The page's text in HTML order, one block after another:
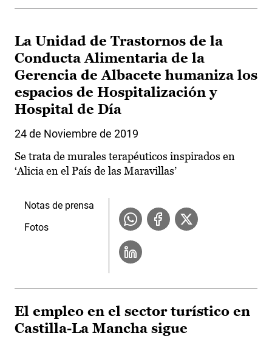
La Unidad de Trastornos de la
Conducta Alimentaria de la
Gerencia de Albacete humaniza los
espacios de Hospitalización y
Hospital de Día
24 de Noviembre de 2019
Se trata de murales terapéuticos inspirados en
‘Alicia en el País de las Maravillas’
Notas de prensa
Fotos
El empleo en el sector turístico en
Castilla-La Mancha sigue